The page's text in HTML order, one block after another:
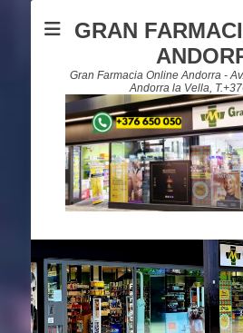
GRAN
Gran Farmacia Online Andorra -
Andorra la Vella,